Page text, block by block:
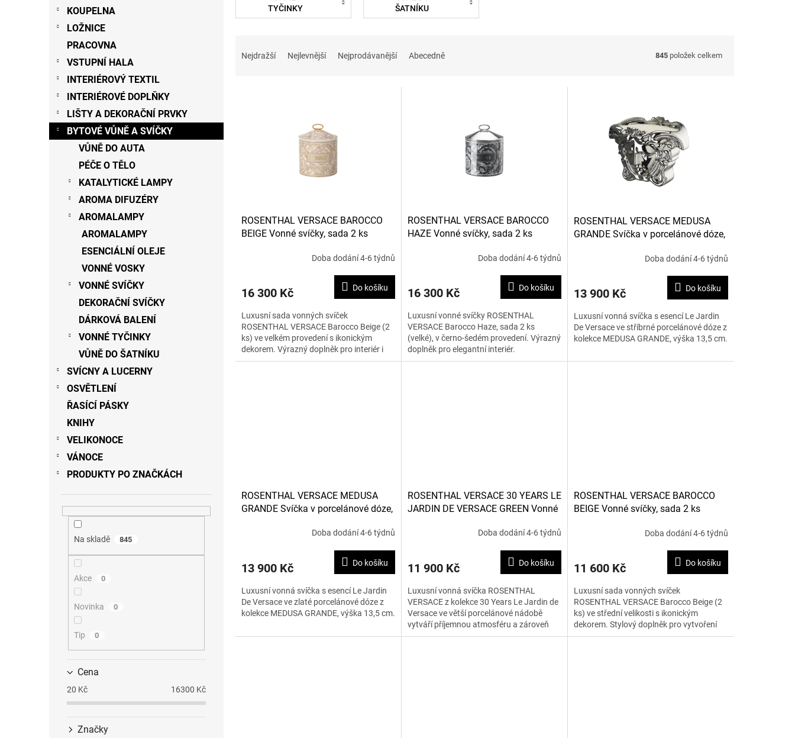
KOUPELNA
LOŽNICE
PRACOVNA
VSTUPNÍ HALA
INTERIÉROVÝ TEXTIL
INTERIÉROVÉ DOPLŇKY
LIŠTY A DEKORAČNÍ PRVKY
BYTOVÉ VŮNĚ A SVÍČKY
VŮNĚ DO AUTA
PÉČE O TĚLO
KATALYTICKÉ LAMPY
AROMA DIFUZÉRY
AROMALAMPY
AROMALAMPY
ESENCIÁLNÍ OLEJE
VONNÉ VOSKY
VONNÉ SVÍČKY
DEKORAČNÍ SVÍČKY
DÁRKOVÁ BALENÍ
VONNÉ TYČINKY
VŮNĚ DO ŠATNÍKU
SVÍCNY A LUCERNY
OSVĚTLENÍ
ŘASÍCÍ PÁSKY
KNIHY
VELIKONOCE
VÁNOCE
PRODUKTY PO ZNAČKÁCH
Na skladě 845
Akce 0
Novinka 0
Tip 0
Cena
20 Kč 16300 Kč
Značky
TYČINKY
ŠATNÍKU
Nejdražší Nejlevnější Nejprodávanější Abecedně 845 položek celkem
ROSENTHAL VERSACE BAROCCO
BEIGE Vonné svíčky, sada 2 ks
Doba dodání 4-6 týdnů
16 300 Kč Do košíku
Luxusní sada vonných svíček
ROSENTHAL VERSACE Barocco Beige (2
ks) ve velkém provedení s ikonickým
dekorem. Výrazný doplněk pro interiér i
relaxaci.
ROSENTHAL VERSACE BAROCCO
HAZE Vonné svíčky, sada 2 ks
Doba dodání 4-6 týdnů
16 300 Kč Do košíku
Luxusní vonné svíčky ROSENTHAL
VERSACE Barocco Haze, sada 2 ks
(velké), v černo-šedém provedení. Výrazný
doplněk pro elegantní interiér.
ROSENTHAL VERSACE MEDUSA
GRANDE Svíčka v porcelánové dóze,
Doba dodání 4-6 týdnů
13 900 Kč Do košíku
Luxusní vonná svíčka s esencí Le Jardin
De Versace ve stříbrné porcelánové dóze z
kolekce MEDUSA GRANDE, výška 13,5 cm.
ROSENTHAL VERSACE MEDUSA
GRANDE Svíčka v porcelánové dóze,
Doba dodání 4-6 týdnů
13 900 Kč Do košíku
Luxusní vonná svíčka s esencí Le Jardin
De Versace ve zlaté porcelánové dóze z
kolekce MEDUSA GRANDE, výška 13,5 cm.
ROSENTHAL VERSACE 30 YEARS LE
JARDIN DE VERSACE GREEN Vonné
Doba dodání 4-6 týdnů
11 900 Kč Do košíku
Luxusní vonná svíčka ROSENTHAL
VERSACE z kolekce 30 Years Le Jardin de
Versace ve větší porcelánové nádobě
vytváří příjemnou atmosféru a zároveň
slouží jako elegantní designový...
ROSENTHAL VERSACE BAROCCO
BEIGE Vonné svíčky, sada 2 ks
Doba dodání 4-6 týdnů
11 600 Kč Do košíku
Luxusní sada vonných svíček
ROSENTHAL VERSACE Barocco Beige (2
ks) ve střední velikosti s ikonickým
dekorem. Stylový doplněk pro vytvoření
příjemné atmosféry.